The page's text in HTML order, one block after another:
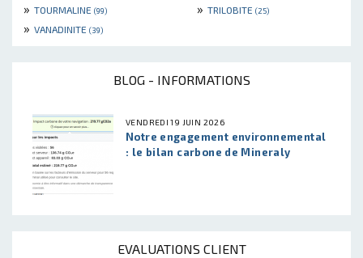
» TOURMALINE (99) » TRILOBITE (25)
» VANADINITE (39)
BLOG - INFORMATIONS
VENDREDI 19 JUIN 2026
Notre engagement environnemental
: le bilan carbone de Mineraly
EVALUATIONS CLIENT